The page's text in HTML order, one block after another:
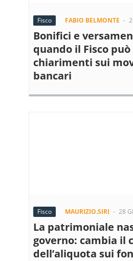
Fisco FABIO BELMONTE -
Bonifici e
quando il Fisco
chiarimenti sui
bancari
Fisco MAURIZIO.SIRI - 28
La patrimoniale
governo: cambia il
dell’aliquota sui